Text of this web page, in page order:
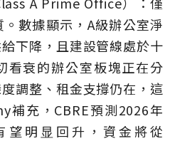
數據顯示，A級辦公室淨
下降，且建設管線處於十
看衰的辦公室板塊正在分
調整、租金支撐仍在，這
補充，CBRE預測2026年
望明显回升，資金將從